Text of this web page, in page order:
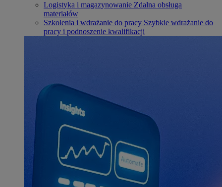
Logistyka i magazynowanie Zdalna obsługa
materiałów
Szkolenia i wdrażanie do pracy Szybkie wdrażanie do
pracy i podnoszenie kwalifikacji